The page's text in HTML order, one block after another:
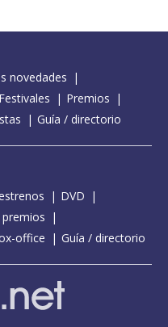
novedades
Festivales
Premios
Guía / directorio
DVD
office Guía / directorio